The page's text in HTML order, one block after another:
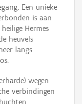
Een unieke
is aan
Hermes
heuvels
langs
wegen
verbindingen